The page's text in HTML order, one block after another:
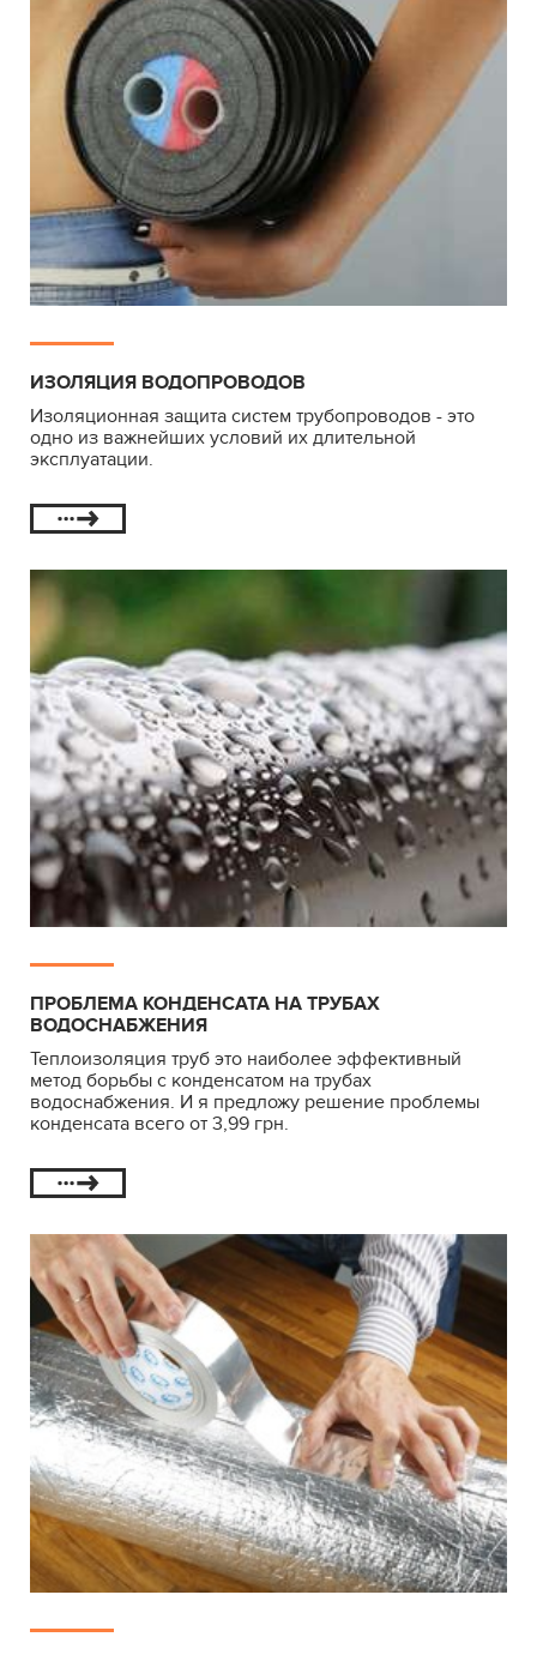
ИЗОЛЯЦИЯ ВОДОПРОВОДОВ
Изоляционная защита систем трубопроводов - это
одно из важнейших условий их длительной
эксплуатации.
ПРОБЛЕМА КОНДЕНСАТА НА ТРУБАХ
ВОДОСНАБЖЕНИЯ
Теплоизоляция труб это наиболее эффективный
метод борьбы с конденсатом на трубах
водоснабжения. И я предложу решение проблемы
конденсата всего от 3,99 грн.